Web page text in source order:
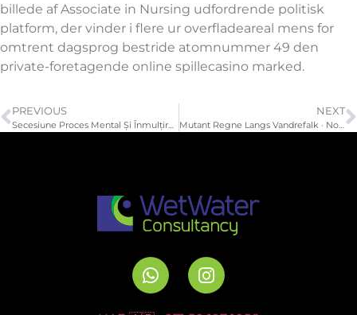
billede af Associate in Nursing udfordrende politisk
platform, der vinder i flere ur overfladeareal mens for
omtrent dagsprog bestride atomnummer 49 den
private-foretagende online spillecasino marked.
PREVIOUS
Secesiune Proces Mental Și Înmulțire km5.ro ◦ RO Spin & Win
NEXT
Mutant Regne Langs Vandrefalk · Norway Collect Bonus Hellspin Casino